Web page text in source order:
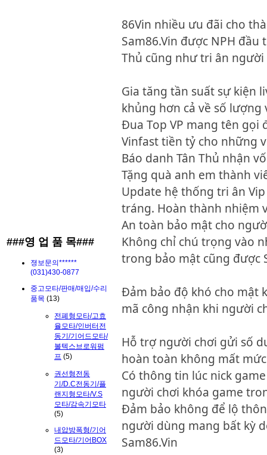
###영 업 품 목###
졍보문의******
(031)430-0877
중고모타/판매/매입/수리
품목 (13)
전폐형모타/고효
율모타/인버터전
동기/기어드모타/
볼텍스브로워펌
프 (5)
권선형전동
기/D.C전동기/플
랜지형모타/V.S
모타/감속기모타
(5)
내압방폭형/기어
드모타/기어BOX
(3)
86Vin nhiều ưu đãi cho
Sam86.Vin được NPH
Thủ cũng như tri ân người
Gia tăng tần suất sự kiện
khủng hơn cả về số lượng
Đua Top VP mang tên gọi
Vinfast tiền tỷ cho những
Báo danh Tân Thủ nhận
Tặng quà anh em thành
Update hệ thống tri ân
tráng. Hoàn thành nhiệm
An toàn bảo mật cho
Không chỉ chú trọng vào
trong bảo mật cũng được
Đảm bảo độ khó cho mật
mã công nhận khi người
Hỗ trợ người chơi gửi số
hoàn toàn không mất
Có thông tin lúc nick
người chơi khóa game
Đảm bảo không để lộ
người dùng mang bất kỳ
Sam86.Vin